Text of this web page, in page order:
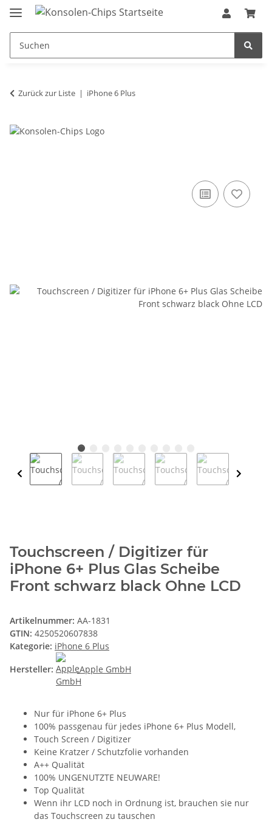
Zurück zur Liste iPhone 6 Plus
Touchscreen / Digitizer für
iPhone 6+ Plus Glas Scheibe
Front schwarz black Ohne LCD
Artikelnummer: AA-1831
GTIN: 4250520607838
Kategorie: iPhone 6 Plus
Hersteller:
Apple GmbH
Nur für iPhone 6+ Plus
100% passgenau für jedes iPhone 6+ Plus Modell,
Touch Screen / Digitizer
Keine Kratzer / Schutzfolie vorhanden
A++ Qualität
100% UNGENUTZTE NEUWARE!
Top Qualität
Wenn ihr LCD noch in Ordnung ist, brauchen sie nur
das Touchscreen zu tauschen